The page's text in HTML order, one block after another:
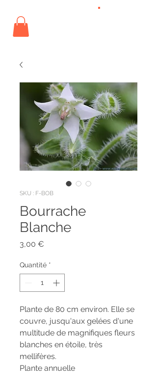
SKU : F-BOB
Bourrache
Blanche
3,00 €
Quantité *
Plante de 80 cm environ. Elle se
couvre, jusqu'aux gelées d'une
multitude de magnifiques fleurs
blanches en étoile, très
mellifères.
Plante annuelle